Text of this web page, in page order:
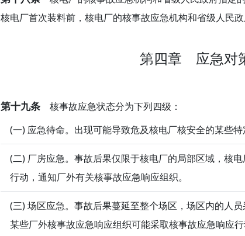
核电厂首次装料前，核电厂的核事故应急机构和省级人民
第四章 应急对
第十九条 核事故应急状态分为下列四级：
(一) 应急待命。出现可能导致危及核电厂核安全的某些
(二) 厂房应急。事故后果仅限于核电厂的局部区域，核
行动，通知厂外有关核事故应急响应组织。
(三) 场区应急。事故后果蔓延至整个场区，场区内的人
某些厂外核事故应急响应组织可能采取核事故应急响应行